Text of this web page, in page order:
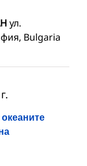
ул.
Bulgaria